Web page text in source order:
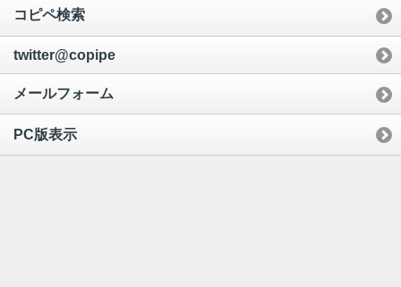
コピペ検索
twitter@copipe
メールフォーム
PC版表示